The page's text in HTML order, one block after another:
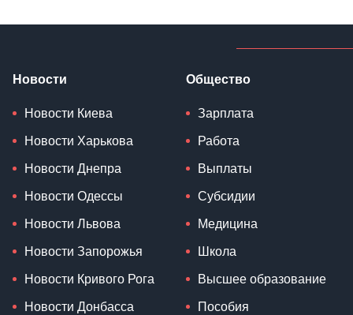
Новости
Новости Киева
Новости Харькова
Новости Днепра
Новости Одессы
Новости Львова
Новости Запорожья
Новости Кривого Рога
Новости Донбасса
Общество
Зарплата
Работа
Выплаты
Субсидии
Медицина
Школа
Высшее образование
Пособия